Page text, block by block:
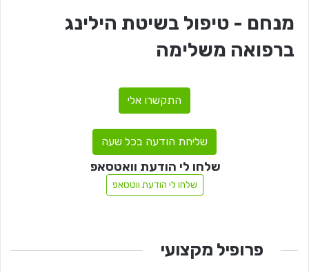
מנחם - טיפול בשיטת הילינג
ברפואה משלימה
התקשרו אלי
שליחת הודעה בכל שעה
שלחו לי הודעת וואטסאפ
שלחו לי הודעת ווטסאפ
פרופיל מקצועי